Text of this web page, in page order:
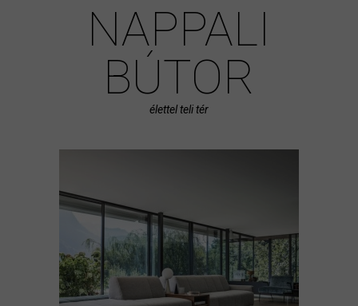
NAPPALI
BÚTOR
élettel teli tér